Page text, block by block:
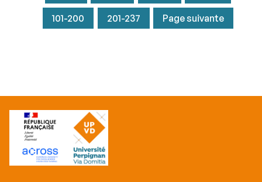
101-200 201-237 Page suivante